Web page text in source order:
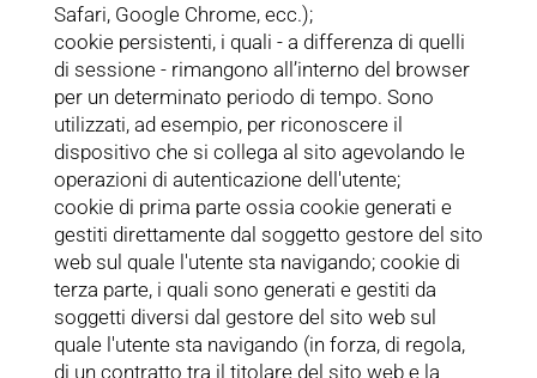
Safari, Google Chrome, ecc.);
cookie persistenti, i quali - a differenza di quelli
di sessione - rimangono all’interno del browser
per un determinato periodo di tempo. Sono
utilizzati, ad esempio, per riconoscere il
dispositivo che si collega al sito agevolando le
operazioni di autenticazione dell'utente;
cookie di prima parte ossia cookie generati e
gestiti direttamente dal soggetto gestore del sito
web sul quale l'utente sta navigando; cookie di
terza parte, i quali sono generati e gestiti da
soggetti diversi dal gestore del sito web sul
quale l'utente sta navigando (in forza, di regola,
di un contratto tra il titolare del sito web e la